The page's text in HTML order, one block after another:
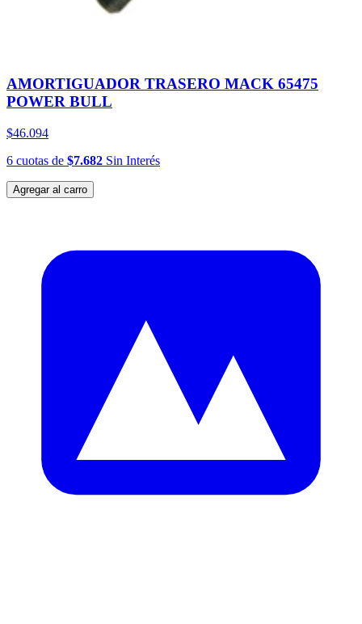
AMORTIGUADOR TRASERO MACK 65475
POWER BULL
$46.094
6 cuotas de $7.682 Sin Interés
Agregar al carro